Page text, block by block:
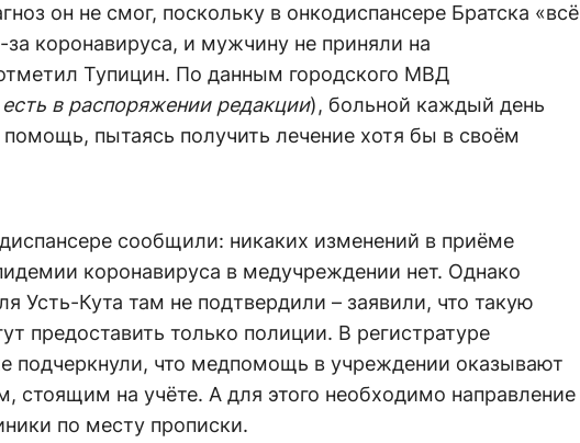
он не смог, поскольку в онкодиспансере Братска «всё
коронавируса, и мужчину не приняли на
Тупицин. По данным городского МВД
в распоряжении редакции), больной каждый день
пытаясь получить лечение хотя бы в своём
сообщили: никаких изменений в приёме
коронавируса в медучреждении нет. Однако
Усть-Кута там не подтвердили – заявили, что такую
предоставить только полиции. В регистратуре
подчеркнули, что медпомощь в учреждении оказывают
стоящим на учёте. А для этого необходимо направление
по месту прописки.